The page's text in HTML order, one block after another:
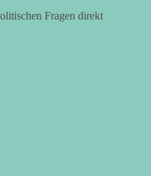
Fragen direkt